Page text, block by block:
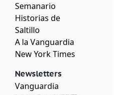
Semanario
Historias de
Saltillo
A la Vanguardia
New York Times
Newsletters
Vanguardia